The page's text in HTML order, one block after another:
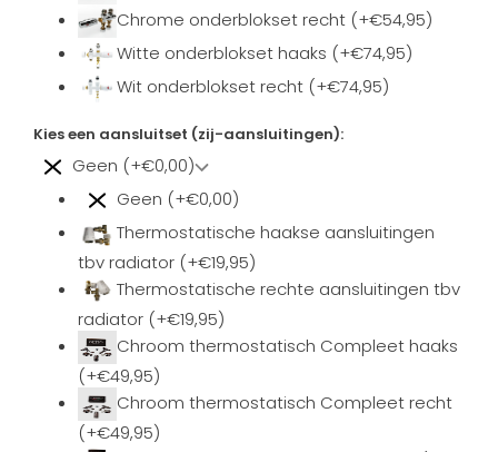
Chrome onderblokset recht (+€54,95)
Witte onderblokset haaks (+€74,95)
Wit onderblokset recht (+€74,95)
Kies een aansluitset (zij-aansluitingen):
Geen (+€0,00)
Geen (+€0,00)
Thermostatische haakse aansluitingen
tbv radiator (+€19,95)
Thermostatische rechte aansluitingen tbv
radiator (+€19,95)
Chroom thermostatisch Compleet haaks
(+€49,95)
Chroom thermostatisch Compleet recht
(+€49,95)